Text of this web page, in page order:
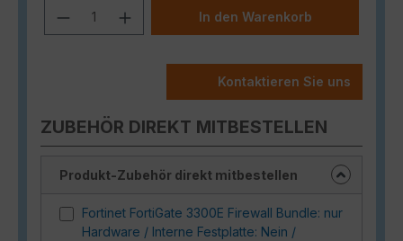
Produkt Anzahl: Gib den
In den Warenkorb
Kontaktieren Sie uns
ZUBEHÖR DIREKT MITBESTELLEN
Produkt-Zubehör direkt mitbestellen
Fortinet FortiGate 3300E Firewall Bundle: nur
Hardware / Interne Festplatte: Nein /